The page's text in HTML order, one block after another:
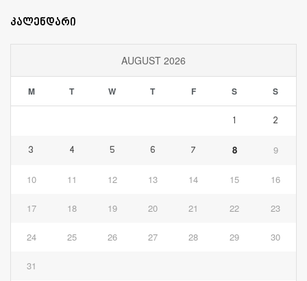
კალენდარი
AUGUST 2026
M T W T F S S
1 2
3 4 5 6 7 8 9
10 11 12 13 14 15 16
17 18 19 20 21 22 23
24 25 26 27 28 29 30
31